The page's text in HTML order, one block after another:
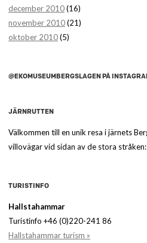
december 2010(16)
november 2010(21)
oktober 2010(5)
@EKOMUSEUMBERGSLAGEN PÅ
JÄRNRUTTEN
Välkommen till en unik resa i järnets
villovägar vid sidan av de stora stråken:
TURISTINFO
Hallstahammar
Turistinfo +46 (0)220-241 86
Hallstahammar turism »